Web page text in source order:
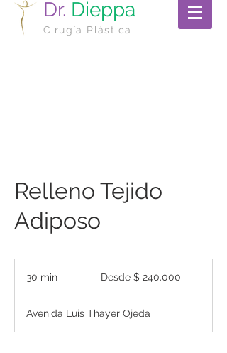
Dr. Dieppa
Cirugía Plástica
Relleno Tejido
Adiposo
30 min
m
i
240.000
Desde $ 240.000
Avenida Luis Thayer Ojeda